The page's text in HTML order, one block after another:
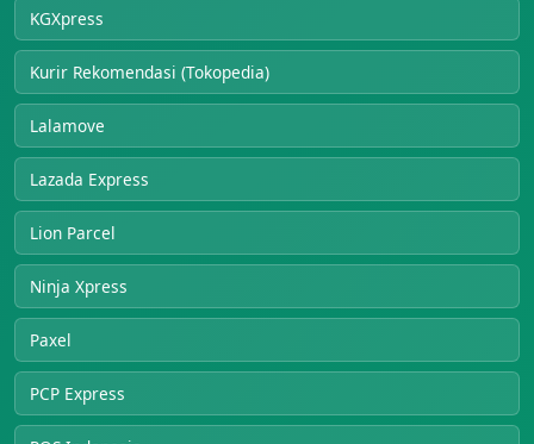
KGXpress
Kurir Rekomendasi (Tokopedia)
Lalamove
Lazada Express
Lion Parcel
Ninja Xpress
Paxel
PCP Express